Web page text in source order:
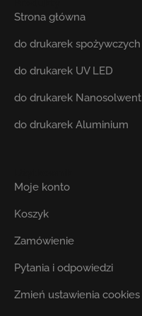
Strona główna
do drukarek spożywczych
do drukarek UV LED
do drukarek Nanosolwent
do drukarek Aluminium
Moje konto
Koszyk
Zamówienie
Pytania i odpowiedzi
Zmień ustawienia cookies